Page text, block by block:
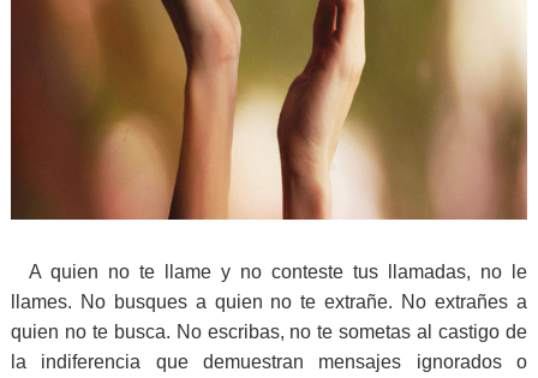
A quien no te llame y no conteste tus llamadas, no le
llames. No busques a quien no te extrañe. No extrañes a
quien no te busca. No escribas, no te sometas al castigo de
la indiferencia que demuestran mensajes ignorados o